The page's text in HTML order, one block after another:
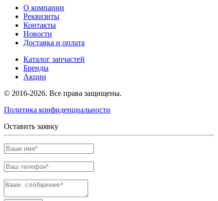
О компании
Реквизиты
Контакты
Новости
Доставка и оплата
Каталог запчастей
Бренды
Акции
© 2016-2026. Все права защищены.
Политика конфиденциальности
Оставить заявку